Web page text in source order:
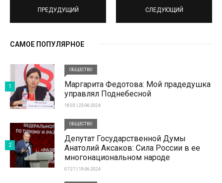
ПРЕДУДУЩИЙ СЛЕДУЮЩИЙ
САМОЕ ПОПУЛЯРНОЕ
ОБЩЕСТВО
Маргарита Федотова: Мой прадедушка
управлял Поднебесной
18:03 | 23-06-2024
1
ОБЩЕСТВО
Депутат Государственной Думы
Анатолий Аксаков: Сила России в ее
многонациональном народе
07:27 | 19-06-2024
2